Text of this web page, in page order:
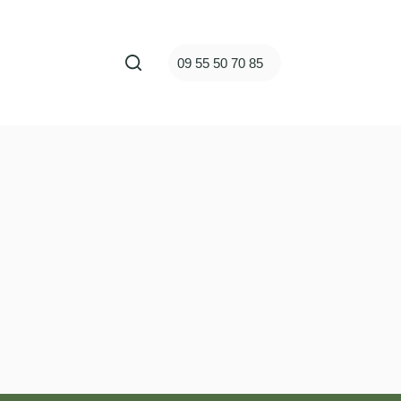
09 55 50 70 85